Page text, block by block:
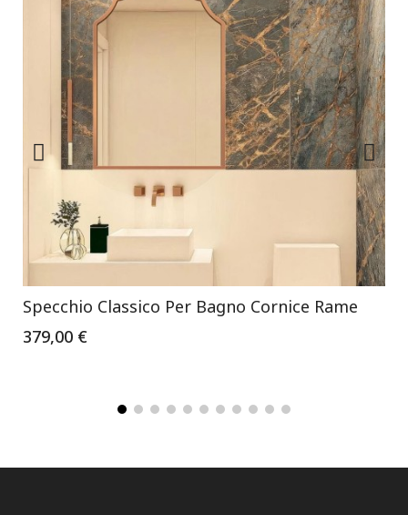
Specchio Classico Per Bagno Cornice Rame
379,00 €